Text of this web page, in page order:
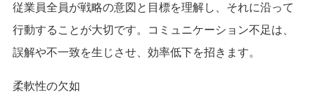
従業員全員が戦略の意図と目標を理解し、それに沿って
行動することが大切です。コミュニケーション不足は、
誤解や不一致を生じさせ、効率低下を招きます。
柔軟性の欠如